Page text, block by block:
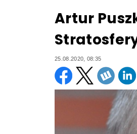
Artur
25.08.2020, 08:35